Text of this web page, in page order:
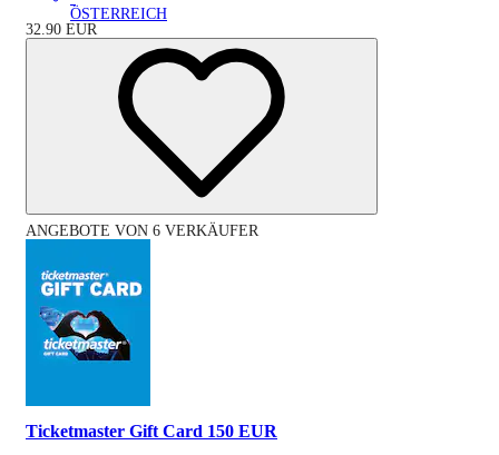
ÖSTERREICH
32.90 EUR
ANGEBOTE VON 6 VERKÄUFER
Ticketmaster Gift Card 150 EUR